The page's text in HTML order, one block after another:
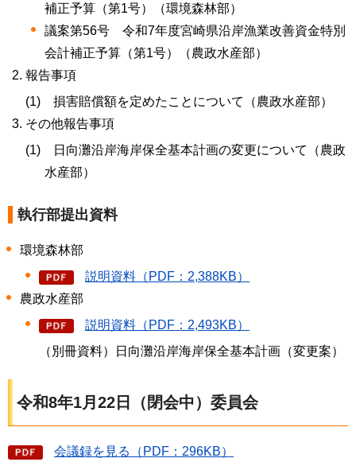
補正予算（第1号）（環境森林部）
議案第56号 令和7年度宮崎県沿岸漁業改善資金特別
会計補正予算（第1号）（農政水産部）
報告事項
(1)
損害賠償額を定めたことについて（農政水産部）
その他報告事項
(1)
日 向灘沿岸海岸保全基本計画の変更について（農政
水産部）
執行部提出資料
環境森林部
説明資料（PDF：2,388KB）
農政水産部
説明資料（PDF：2,493KB）
（別冊資料）日向灘沿岸海岸保全基本計画（変更案）
令和8年1月22日（閉会中）委員会
会議録を見る（PDF：296KB）